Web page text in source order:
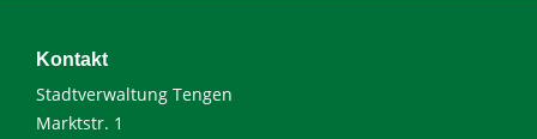
Kontakt
Stadtverwaltung Tengen
Marktstr. 1